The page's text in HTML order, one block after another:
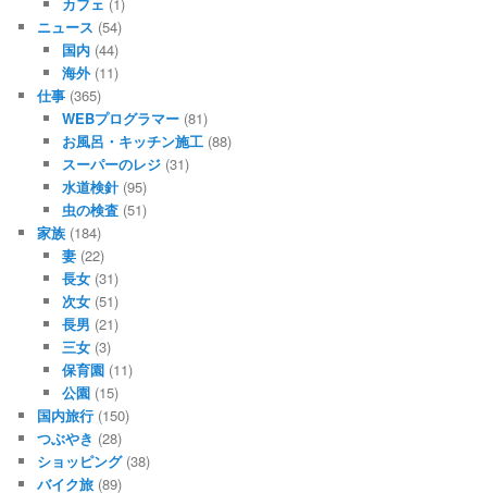
ニュース (54)
国内(44)
海外(11)
仕事 (365)
WEBプログラマー(81)
お風呂・キッチン施工(88)
スーパーのレジ(31)
水道検針(95)
虫の検査(51)
家族 (184)
妻(22)
長女(31)
次女(51)
長男 (21)
三女(3)
保育園(11)
公園(15)
国内旅行 (150)
つぶやき (28)
ショッピング(38)
バイク旅 (89)